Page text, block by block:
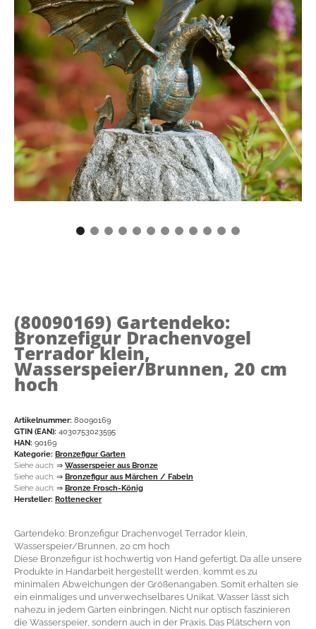
(80090169) Gartendeko:
Bronzefigur Drachenvogel
Terrador klein,
Wasserspeier/Brunnen, 20 cm
hoch
Artikelnummer: 80090169
GTIN (EAN): 4030753023595
HAN: 90169
Kategorie: Bronzefigur Garten
Siehe auch: ⇒ Wasserspeier aus Bronze
Siehe auch: ⇒ Bronzefigur aus Märchen / Fabeln
Siehe auch: ⇒ Bronze Frosch-König
Hersteller: Rottenecker
Gartendeko: Bronzefigur Drachenvogel Terrador klein,
Wasserspeier/Brunnen, 20 cm hoch
Diese Bronzefigur ist hochwertig von Hand gefertigt. Da alle unsere
Produkte in Handarbeit hergestellt werden, kommt es zu
minimalen Abweichungen der Größenangaben. Somit erhalten sie
ein einmaliges und unverwechselbares Unikat. Wasser lässt sich
nahezu in jedem Garten einbringen. Nicht nur optisch faszinieren
die Wasserspeier, sondern auch in der Praxis. Das Plätschern von